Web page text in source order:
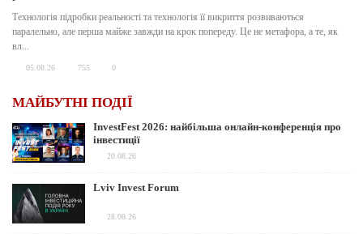
МАЙБУТНІ ПОДІЇ
InvestFest 2026: найбільша онлайн-конференція про
інвестиції
20.08.26
Lviv Invest Forum
28.08.26
Технологія підробки реальності та технологія її викриття розвиваються
паралельно, але перша майже завжди на крок попереду. Це не метафора, а те, як
вл...
05.08.26 755 0